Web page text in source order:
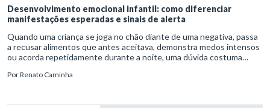
Desenvolvimento emocional infantil: como diferenciar
manifestações esperadas e sinais de alerta
Quando uma criança se joga no chão diante de uma negativa, passa
a recusar alimentos que antes aceitava, demonstra medos intensos
ou acorda repetidamente durante a noite, uma dúvida costuma
PorRenato Caminha